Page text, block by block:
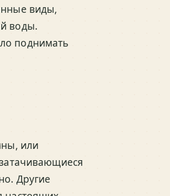
виды,
воды.
поднимать
или
Другие